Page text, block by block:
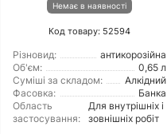
Немає в наявності
Код товару: 52594
Різновид:
антикорозійна
Об'єм:
0,65 л
Суміші за складом:
Алкідний
Фасовка:
Банка
Область
застосування:
Для внутрішніх і
зовнішніх робіт